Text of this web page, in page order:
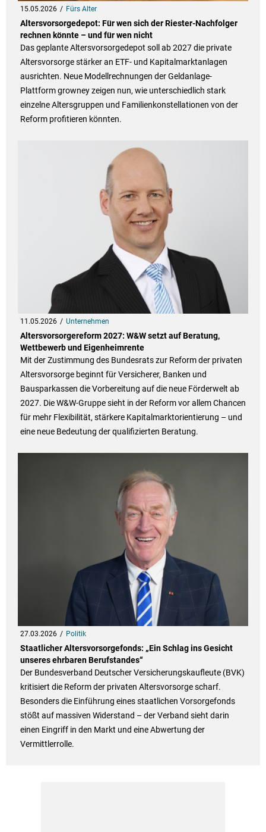
15.05.2026 Fürs Alter
Altersvorsorgedepot: Für wen sich der Riester-Nachfolger
rechnen könnte – und für wen nicht
Das geplante Altersvorsorgedepot soll ab 2027 die private
Altersvorsorge stärker an ETF- und Kapitalmarktanlagen
ausrichten. Neue Modellrechnungen der Geldanlage-
Plattform growney zeigen nun, wie unterschiedlich stark
einzelne Altersgruppen und Familienkonstellationen von der
Reform profitieren könnten.
11.05.2026 Unternehmen
Altersvorsorgereform 2027: W&W setzt auf Beratung,
Wettbewerb und Eigenheimrente
Mit der Zustimmung des Bundesrats zur Reform der privaten
Altersvorsorge beginnt für Versicherer, Banken und
Bausparkassen die Vorbereitung auf die neue Förderwelt ab
2027. Die W&W-Gruppe sieht in der Reform vor allem Chancen
für mehr Flexibilität, stärkere Kapitalmarktorientierung – und
eine neue Bedeutung der qualifizierten Beratung.
27.03.2026 Politik
Staatlicher Altersvorsorgefonds: „Ein Schlag ins Gesicht
unseres ehrbaren Berufstandes“
Der Bundesverband Deutscher Versicherungskaufleute (BVK)
kritisiert die Reform der privaten Altersvorsorge scharf.
Besonders die Einführung eines staatlichen Vorsorgefonds
stößt auf massiven Widerstand – der Verband sieht darin
einen Eingriff in den Markt und eine Abwertung der
Vermittlerrolle.